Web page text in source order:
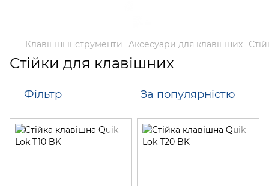
Клавішні інструменти Аксесуари для клавішних
Стійки для клавішних
Фільтр За популярністю